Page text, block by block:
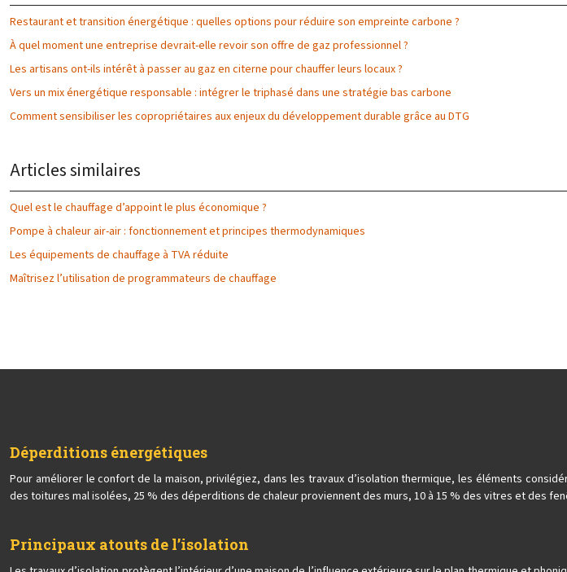
Restaurant et transition énergétique : quelles options pour réduire son empreinte carbone ?
À quel moment une entreprise devrait-elle revoir son offre de gaz professionnel ?
Les artisans ont-ils intérêt à passer au gaz en citerne pour chauffer leurs locaux ?
Vers un mix énergétique responsable : intégrer le triphasé dans une stratégie bas carbone
Comment sensibiliser les copropriétaires aux enjeux du développement durable grâce au DTG
Articles similaires
Quel est le chauffage d’appoint le plus économique ?
Pompe à chaleur air-air : fonctionnement et principes thermodynamiques
Les équipements de chauffage à TVA réduite
Maîtrisez l’utilisation de programmateurs de chauffage
Déperditions énergétiques
Pour améliorer le confort de la maison, privilégiez, dans les travaux d’isolation thermique, les éléments
des toitures mal isolées, 25 % des déperditions de chaleur proviennent des murs, 10 à 15 % des vitres et des
Principaux atouts de l’isolation